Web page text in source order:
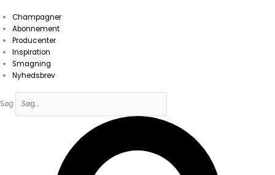
Champagner
Abonnement
Producenter
Inspiration
Smagning
Nyhedsbrev
Søg